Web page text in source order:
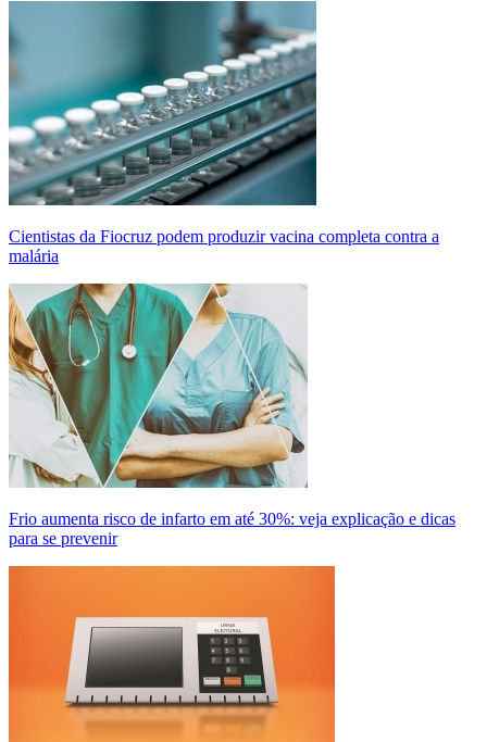
Cientistas da Fiocruz podem produzir vacina completa contra a
malária
Frio aumenta risco de infarto em até 30%: veja explicação e dicas
para se prevenir